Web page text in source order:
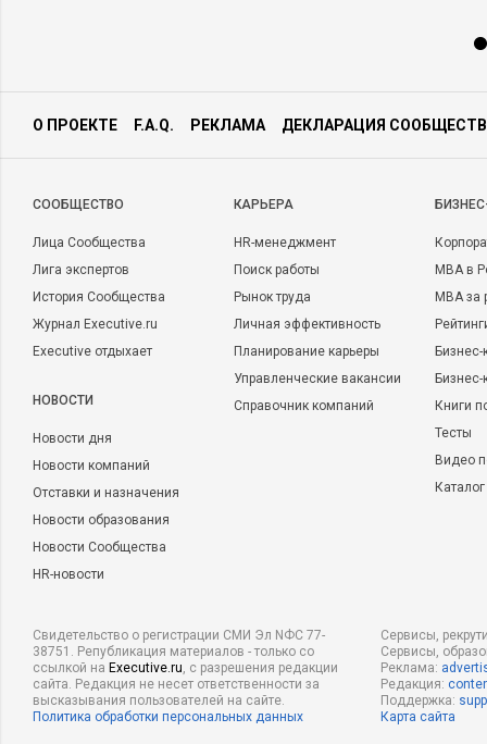
О ПРОЕКТЕ F.A.Q. РЕКЛАМА ДЕКЛАРАЦИЯ
CООБЩЕСТВО
Лица Сообщества
Лига экспертов
История Сообщества
Журнал Executive.ru
Executive отдыхает
НОВОСТИ
Новости дня
Новости компаний
Отставки и назначения
Новости образования
Новости Сообщества
HR-новости
КАРЬЕРА
HR-менеджмент
Поиск работы
Рынок труда
Личная эффективность
Планирование карьеры
Управленческие вакансии
Справочник компаний
MBA в
MBA
Бизнес-
Книги
Тесты
Видео
Свидетельство о регистрации СМИ Эл NФС 77-
38751. Републикация материалов - только со
ссылкой на Executive.ru, с разрешения редакции
сайта. Редакция не несет ответственности за
высказывания пользователей на сайте.
Политика обработки персональных данных
Сервисы,
Сервисы,
Реклама:
Редакция:
Поддержка:
Карта сайта